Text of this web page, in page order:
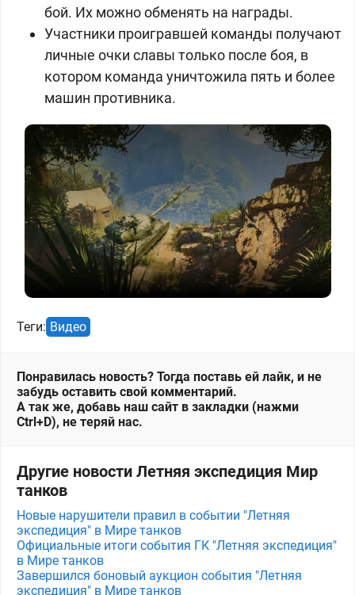
бой. Их можно обменять на награды.
Участники проигравшей команды получают
личные очки славы только после боя, в
котором команда уничтожила пять и более
машин противника.
Теги: Видео
Понравилась новость? Тогда поставь ей лайк, и не
забудь оставить свой комментарий.
А так же, добавь наш сайт в закладки (нажми
Ctrl+D), не теряй нас.
Другие новости Летняя экспедиция Мир
танков
Новые нарушители правил в событии "Летняя
экспедиция" в Мире танков
Официальные итоги события ГК "Летняя экспедиция"
в Мире танков
Завершился боновый аукцион события "Летняя
экспедиция" в Мире танков